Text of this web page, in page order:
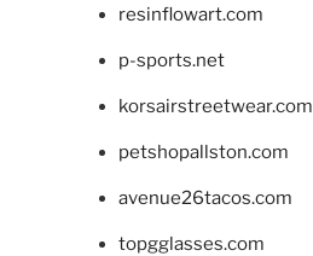
resinflowart.com
p-sports.net
korsairstreetwear.com
petshopallston.com
avenue26tacos.com
topgglasses.com